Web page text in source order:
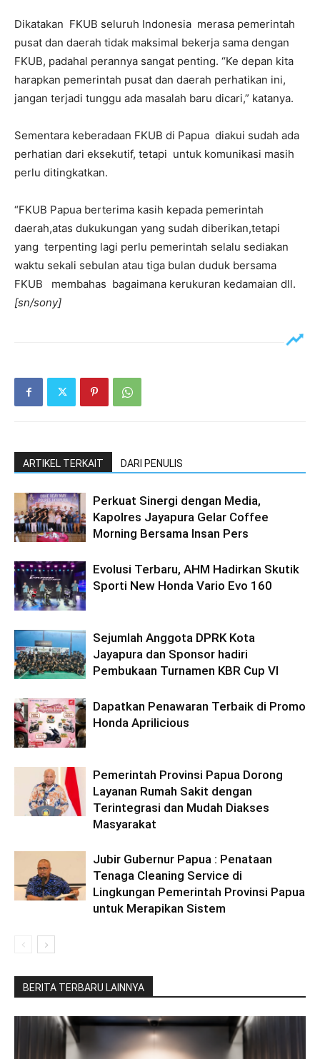
Dikatakan FKUB seluruh Indonesia merasa pemerintah
pusat dan daerah tidak maksimal bekerja sama dengan
FKUB, padahal perannya sangat penting. “Ke depan kita
harapkan pemerintah pusat dan daerah perhatikan ini,
jangan terjadi tunggu ada masalah baru dicari,” katanya.
Sementara keberadaan FKUB di Papua diakui sudah ada
perhatian dari eksekutif, tetapi untuk komunikasi masih
perlu ditingkatkan.
“FKUB Papua berterima kasih kepada pemerintah
daerah,atas dukukungan yang sudah diberikan,tetapi
yang terpenting lagi perlu pemerintah selalu sediakan
waktu sekali sebulan atau tiga bulan duduk bersama
FKUB membahas bagaimana kerukuran kedamaian dll.
[sn/sony]
ARTIKEL TERKAIT DARI PENULIS
Perkuat Sinergi dengan Media,
Kapolres Jayapura Gelar Coffee
Morning Bersama Insan Pers
Evolusi Terbaru, AHM Hadirkan Skutik
Sporti New Honda Vario Evo 160
Sejumlah Anggota DPRK Kota
Jayapura dan Sponsor hadiri
Pembukaan Turnamen KBR Cup VI
Dapatkan Penawaran Terbaik di Promo
Honda Aprilicious
Pemerintah Provinsi Papua Dorong
Layanan Rumah Sakit dengan
Terintegrasi dan Mudah Diakses
Masyarakat
Jubir Gubernur Papua : Penataan
Tenaga Cleaning Service di
Lingkungan Pemerintah Provinsi Papua
untuk Merapikan Sistem
BERITA TERBARU LAINNYA